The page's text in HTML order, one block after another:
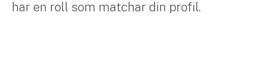
har en roll som matchar din profil.